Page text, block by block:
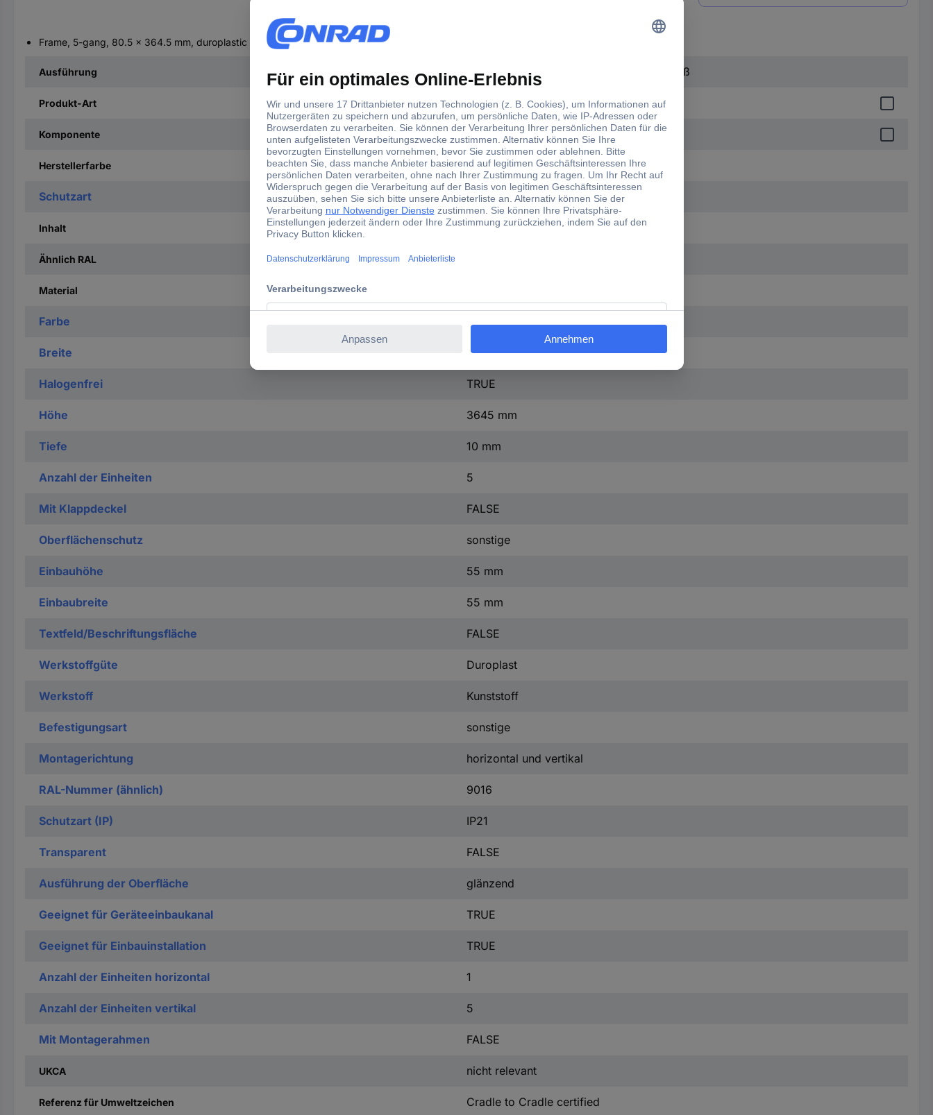
Frame, 5-gang, 80.5 x 364.5 mm, duroplastic
Ausführung Jung AS585WW Rahmen 5-fach alpinweiß
Produkt-Art Schalterprogramm
Komponente Rahmen
Herstellerfarbe Alpinweiß
Schutzart IP44
Inhalt 1 St.
Ähnlich RAL
Material
Farbe weiß
Breite 805
Halogenfrei TRUE
Höhe 3645 mm
Tiefe 10 mm
Anzahl der Einheiten 5
Mit Klappdeckel FALSE
Oberflächenschutz sonstige
Einbauhöhe 55 mm
Einbaubreite 55 mm
Textfeld/Beschriftungsfläche FALSE
Werkstoffgüte Duroplast
Werkstoff Kunststoff
Befestigungsart sonstige
Montagerichtung horizontal und vertikal
RAL-Nummer (ähnlich) 9016
Schutzart (IP) IP21
Transparent FALSE
Ausführung der Oberfläche glänzend
Geeignet für Geräteeinbaukanal TRUE
Geeignet für Einbauinstallation TRUE
Anzahl der Einheiten horizontal 1
Anzahl der Einheiten vertikal 5
Mit Montagerahmen FALSE
UKCA nicht relevant
Referenz für Umweltzeichen Cradle to Cradle certified